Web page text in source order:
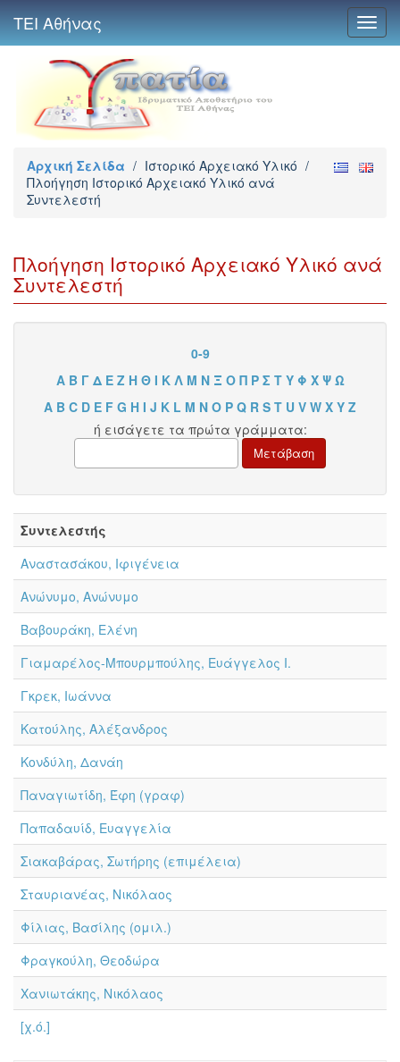
ΤΕΙ Αθήνας
Αρχική Σελίδα / Ιστορικό Αρχειακό Υλικό /
Πλοήγηση Ιστορικό Αρχειακό Υλικό ανά
Συντελεστή
Πλοήγηση Ιστορικό Αρχειακό Υλικό ανά
Συντελεστή
0-9
Α Β Γ Δ Ε Ζ Η Θ Ι Κ Λ Μ Ν Ξ Ο Π Ρ Σ Τ Υ Φ Χ Ψ Ω
A B C D E F G H I J K L M N O P Q R S T U V W X Y Z
ή εισάγετε τα πρώτα γράμματα:
Συντελεστής
Αναστασάκου, Ιφιγένεια
Ανώνυμο, Ανώνυμο
Βαβουράκη, Ελένη
Γιαμαρέλος-Μπουρμπούλης, Ευάγγελος Ι.
Γκρεκ, Ιωάννα
Κατούλης, Αλέξανδρος
Κονδύλη, Δανάη
Παναγιωτίδη, Έφη (γραφ)
Παπαδαυίδ, Ευαγγελία
Σιακαβάρας, Σωτήρης (επιμέλεια)
Σταυριανέας, Νικόλαος
Φίλιας, Βασίλης (ομιλ.)
Φραγκούλη, Θεοδώρα
Χανιωτάκης, Νικόλαος
[χ.ό.]